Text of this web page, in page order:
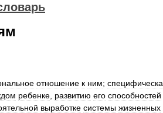
отношение к ним;
ребенке развитию его способностей
выработке системы жизненных